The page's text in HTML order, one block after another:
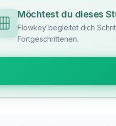
Möchtest du dieses
Flowkey begleitet dich
Fortgeschrittenen.